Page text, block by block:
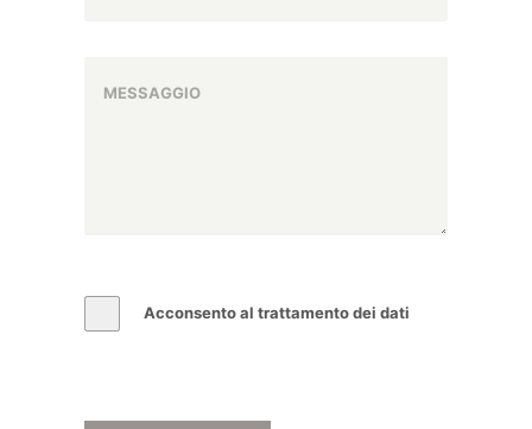
Acconsento al trattamento dei dati